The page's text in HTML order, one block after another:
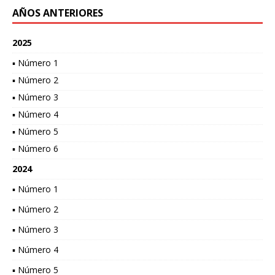
AÑOS ANTERIORES
2025
▪ Número 1
▪ Número 2
▪ Número 3
▪ Número 4
▪ Número 5
▪ Número 6
2024
▪ Número 1
▪ Número 2
▪ Número 3
▪ Número 4
▪ Número 5